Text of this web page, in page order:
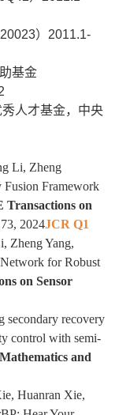
） 2011.1-
基金
人才基金，中央
Li, Zheng
Framework
Transactions on
2024JCR Q1
Zheng Yang,
for Robust
on Sensor
secondary recovery
control with semi-
and
Huanran Xie,